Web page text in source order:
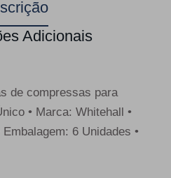
Adicionais
de compressas para
• Marca: Whitehall •
6 Unidades •